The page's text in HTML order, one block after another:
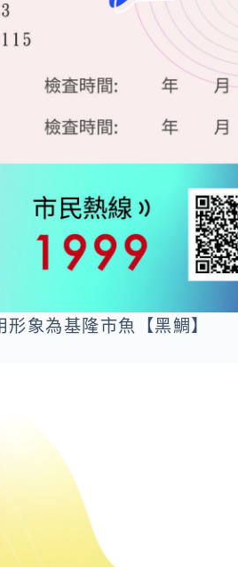
象為基隆市魚【黑鯛】